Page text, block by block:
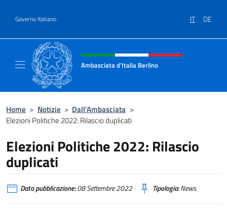
Governo Italiano IT DE
Intestazione sito, social e menù
Ambasciata d'Italia Berlino
Home > Notizie > Dall’Ambasciata >
Elezioni Politiche 2022: Rilascio duplicati
Elezioni Politiche 2022: Rilascio
duplicati
Data pubblicazione:08 Settembre 2022 Tipologia:News